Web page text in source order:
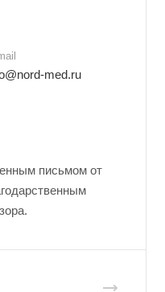
med.ru
письмом от